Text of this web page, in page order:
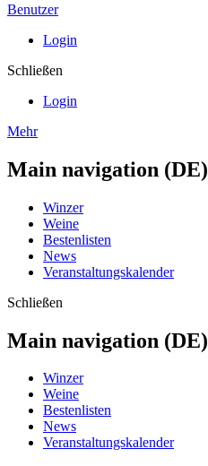
Benutzer
Login
Schließen
Login
Mehr
Main navigation (DE)
Winzer
Weine
Bestenlisten
News
Veranstaltungskalender
Schließen
Main navigation (DE)
Winzer
Weine
Bestenlisten
News
Veranstaltungskalender